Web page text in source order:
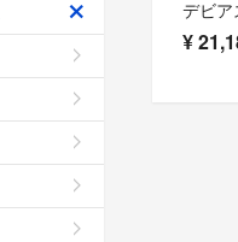
¥